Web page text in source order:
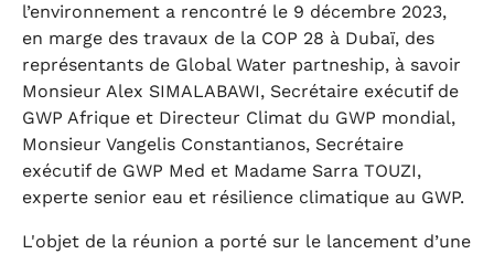
l’environnement a rencontré le 9 décembre 2023,
en marge des travaux de la COP 28 à Dubaï, des
représentants de Global Water partneship, à savoir
Monsieur Alex SIMALABAWI, Secrétaire exécutif de
GWP Afrique et Directeur Climat du GWP mondial,
Monsieur Vangelis Constantianos, Secrétaire
exécutif de GWP Med et Madame Sarra TOUZI,
experte senior eau et résilience climatique au GWP.
L'objet de la réunion a porté sur le lancement d’une